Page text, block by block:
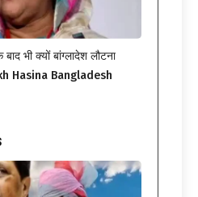
भी क्यों बांग्लादेश लौटना
Hasina Bangladesh